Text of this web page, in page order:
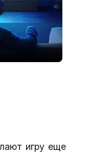
игру еще